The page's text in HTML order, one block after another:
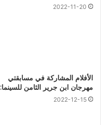
2022-11-20
الأفلام المشاركة في مسابقتي
مهرجان ابن جرير الثامن للسينما:
2022-12-15